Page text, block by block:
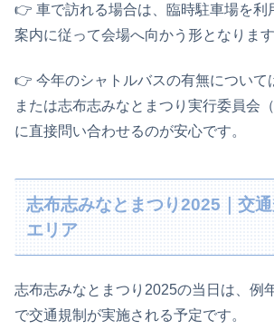
👉️ 車で訪れる場合は、臨時駐車場を利
案内に従って会場へ向かう形となります
👉️ 今年のシャトルバスの有無について
または志布志みなとまつり実行委員会
に直接問い合わせるのが安心です。
志布志みなとまつり2025｜交
エリア
志布志みなとまつり2025の当日は、例
で交通規制が実施される予定です。